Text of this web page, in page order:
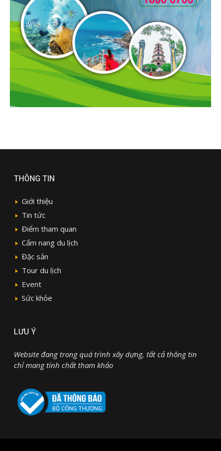
THÔNG TIN
Giới thiệu
Tin tức
Điểm tham quan
Cẩm nang du lịch
Đặc sản
Tour du lịch
Event
Sức khỏe
LƯU Ý
Website đang trong quá trình xây dựng, tất cả thông tin
chỉ mang tính chất tham khảo